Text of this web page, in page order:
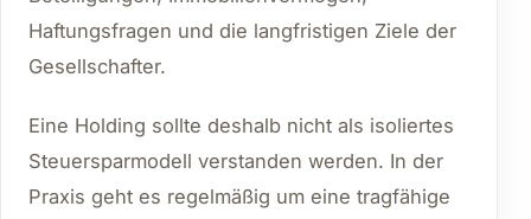
Haftungsfragen und die langfristigen Ziele der
Gesellschafter.
Eine Holding sollte deshalb nicht als isoliertes
Steuersparmodell verstanden werden. In der
Praxis geht es regelmäßig um eine tragfähige